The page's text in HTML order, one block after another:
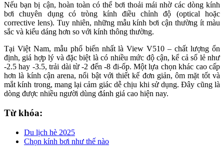
Nếu bạn bị cận, hoàn toàn có thể bơi thoải mái nhờ các dòng kính
bơi chuyên dụng có tròng kính điều chỉnh độ (optical hoặc
corrective lens). Tuy nhiên, những mẫu kính bơi cận thường ít màu
sắc và kiểu dáng hơn so với kính thông thường.
Tại Việt Nam, mẫu phổ biến nhất là View V510 – chất lượng ổn
định, giá hợp lý và đặc biệt là có nhiều mức độ cận, kể cả số lẻ như
-2.5 hay -3.5, trải dài từ -2 đến -8 đi-ốp. Một lựa chọn khác cao cấp
hơn là kính cận arena, nổi bật với thiết kế đơn giản, ôm mặt tốt và
mắt kính trong, mang lại cảm giác dễ chịu khi sử dụng. Đây cũng là
dòng được nhiều người dùng đánh giá cao hiện nay.
Từ khóa:
Du lịch hè 2025
Chọn kính bơi như thế nào